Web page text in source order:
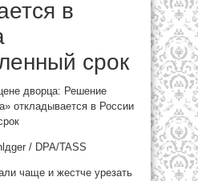
в
срок
/ DPA/TASS
чаще и жестче урезать